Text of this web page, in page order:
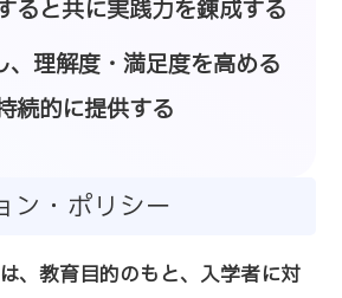
ると共に実践力を錬成する
、理解度・満足度を高める
続的に提供する
ン・ポリシー
、教育目的のもと、入学者に対